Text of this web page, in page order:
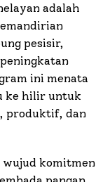
adalah
pesisir,
ini menata
ke hilir untuk
produktif, dan
wujud komitmen